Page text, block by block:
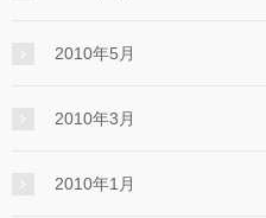
2010年5月
2010年3月
2010年1月